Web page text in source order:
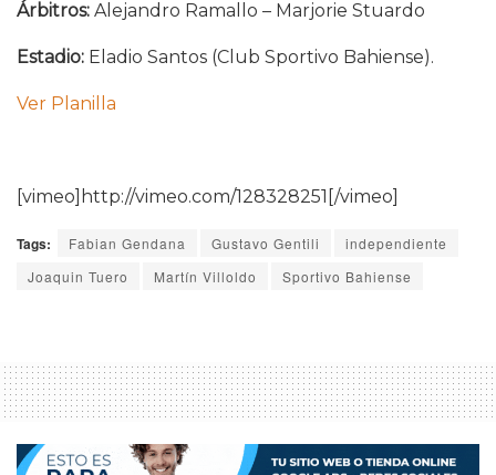
Árbitros: Alejandro Ramallo – Marjorie Stuardo
Estadio: Eladio Santos (Club Sportivo Bahiense).
Ver Planilla
[vimeo]http://vimeo.com/128328251[/vimeo]
Tags: Fabian Gendana Gustavo Gentili
independiente
Joaquin Tuero
Martín Villoldo Sportivo Bahiense